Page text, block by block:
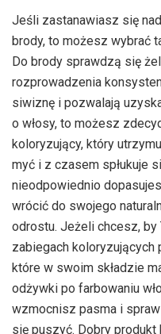
Jeśli zastanawiasz się
brody, to możesz wybrać
Do brody sprawdzą się
rozprowadzenia
siwiznę i pozwalają
o włosy, to możesz
koloryzujący, który
myć i z czasem spłukuje
nieodpowiednio
wrócić do swojego
odrostu. Jeżeli chcesz, by
zabiegach koloryzujących
które w swoim składzie
odżywki po farbowaniu
wzmocnisz pasma i
się puszyć. Dobry